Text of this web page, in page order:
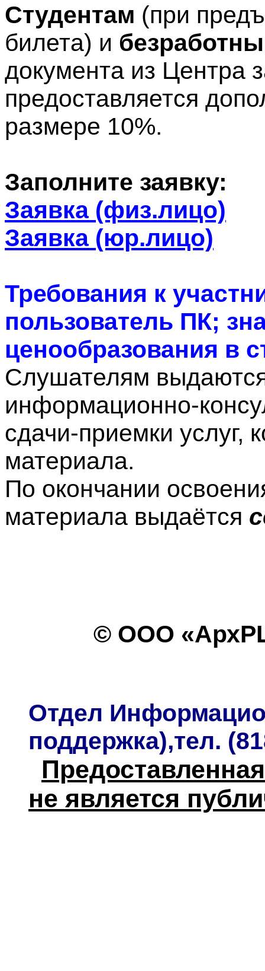
Студентам (при
билета) и
документа из Центра
предоставляется
размере 10%.
Заполните заявку:
Заявка (физ.лицо)
Заявка (юр.лицо)
Требования к
пользователь ПК;
ценообразования в
Слушателям
информационно-
сдачи-приемки услуг,
материала.
По окончании
материала выдаётся
© ООО
Отдел
поддержка),тел.
не является